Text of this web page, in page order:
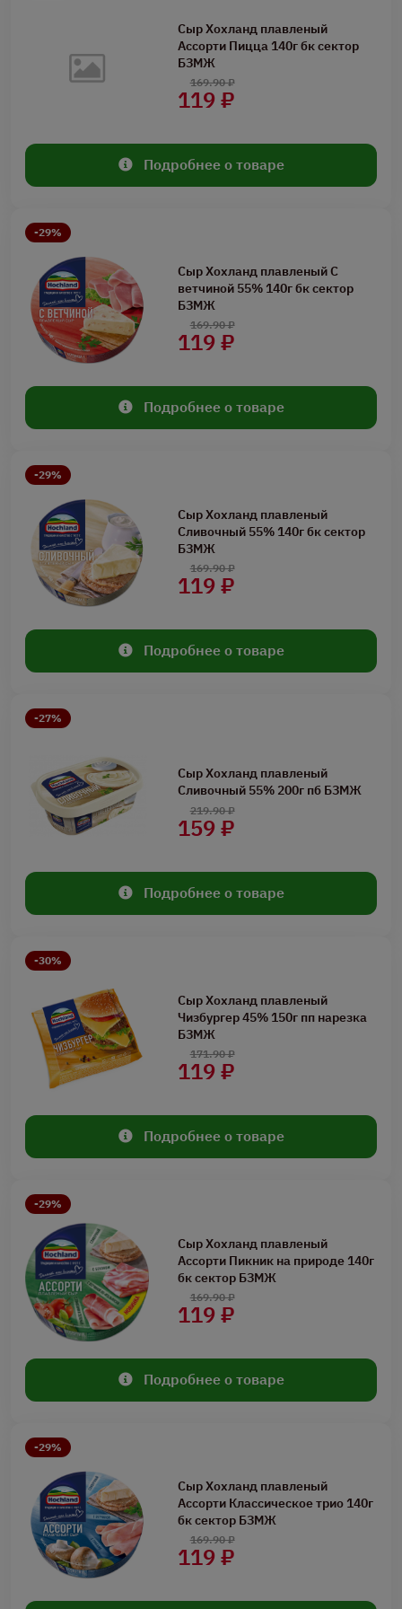
Сыр Хохланд плавленый
Ассорти Пицца 140г бк сектор
БЗМЖ
119 ₽
169.90 ₽
Подробнее о товаре
-29%
Сыр Хохланд плавленый С
ветчиной 55% 140г бк сектор
БЗМЖ
119 ₽
169.90 ₽
Подробнее о товаре
-29%
Сыр Хохланд плавленый
Сливочный 55% 140г бк сектор
БЗМЖ
119 ₽
169.90 ₽
Подробнее о товаре
-27%
Сыр Хохланд плавленый
Сливочный 55% 200г пб БЗМЖ
159 ₽
219.90 ₽
Подробнее о товаре
-30%
Сыр Хохланд плавленый
Чизбургер 45% 150г пп нарезка
БЗМЖ
119 ₽
171.90 ₽
Подробнее о товаре
-29%
Сыр Хохланд плавленый
Ассорти Пикник на природе 140г
бк сектор БЗМЖ
119 ₽
169.90 ₽
Подробнее о товаре
-29%
Сыр Хохланд плавленый
Ассорти Классическое трио 140г
бк сектор БЗМЖ
119 ₽
169.90 ₽